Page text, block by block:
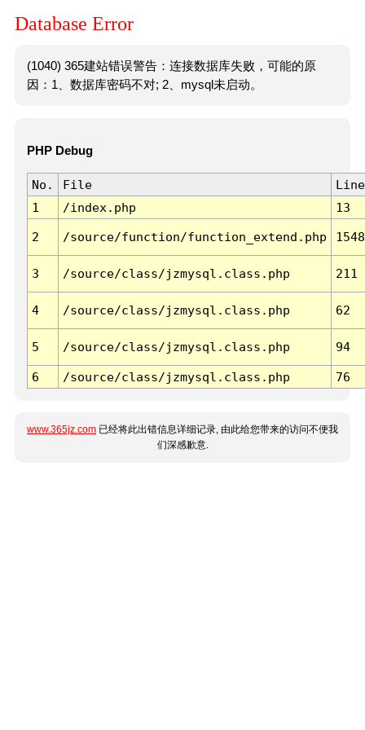
Database Error
(1040) 365建站错误警告：连接数据库失败，可能的原
因：1、数据库密码不对; 2、mysql未启动。
PHP Debug
No. File
Line
1
/index.php 13
2 /source/function/function_extend.php 1548
3 /source/class/jzmysql.class.php 211
4 /source/class/jzmysql.class.php 62
5 /source/class/jzmysql.class.php 94
6 /source/class/jzmysql.class.php 76
www.365jz.com 已经将此出错信息详细记录, 由此给您带来的访问不便我
们深感歉意.